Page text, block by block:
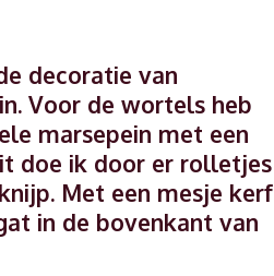
decoratie van
Voor de wortels heb
marsepein met een
doe ik door er rolletjes
Met een mesje kerf
in de bovenkant van